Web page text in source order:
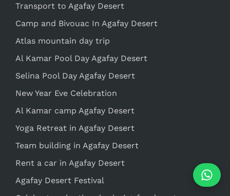
Transport to Agafay Desert
Camp and Bivouac In Agafay Desert
Atlas mountain day trip
Al Kamar Pool Day Agafay Desert
Selina Pool Day Agafay Desert
New Year Eve Celebration
Al Kamar camp Agafay Desert
Yoga Retreat in Agafay Desert
Team building in Agafay Desert
Rent a car in Agafay Desert
Agafay Desert Festival